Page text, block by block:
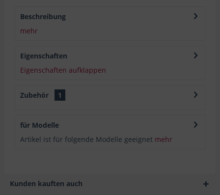
Beschreibung
mehr
Eigenschaften
Eigenschaften aufklappen
Zubehör 1
für Modelle
Artikel ist für folgende Modelle geeignet mehr
Kunden kauften auch